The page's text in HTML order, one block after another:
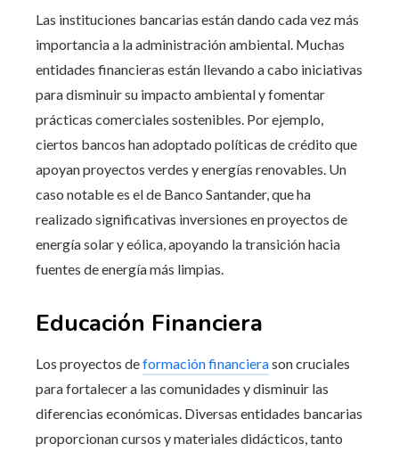
Las instituciones bancarias están dando cada vez más
importancia a la administración ambiental. Muchas
entidades financieras están llevando a cabo iniciativas
para disminuir su impacto ambiental y fomentar
prácticas comerciales sostenibles. Por ejemplo,
ciertos bancos han adoptado políticas de crédito que
apoyan proyectos verdes y energías renovables. Un
caso notable es el de Banco Santander, que ha
realizado significativas inversiones en proyectos de
energía solar y eólica, apoyando la transición hacia
fuentes de energía más limpias.
Educación Financiera
Los proyectos deformación financierason cruciales
para fortalecer a las comunidades y disminuir las
diferencias económicas. Diversas entidades bancarias
proporcionan cursos y materiales didácticos, tanto